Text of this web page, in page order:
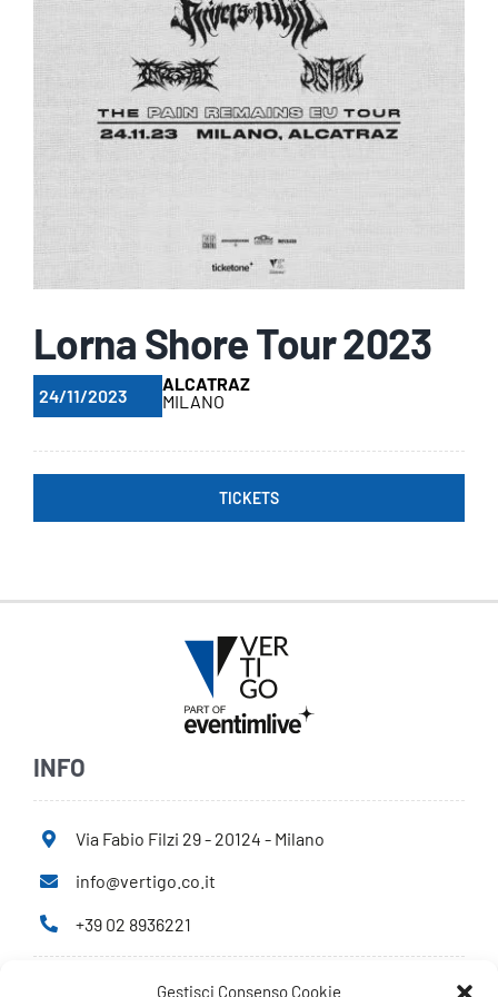
Gestisci Consenso Cookie
Lorna Shore Tour 2023
24/11/2023
ALCATRAZ
MILANO
TICKETS
INFO
Via Fabio Filzi 29 - 20124 - Milano
info@vertigo.co.it
+39 02 8936221